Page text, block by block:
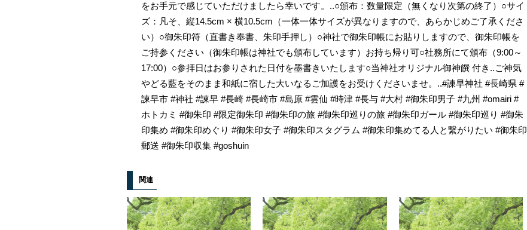
をお手元で感じていただけましたら幸いです。..○頒布：数量限定（無くなり次第の終了）○サイ
ズ：凡そ、縦14.5cm × 横10.5cm（一体一体サイズが異なりますので、あらかじめご了承くださ
い）○御朱印符（直書き奉書、朱印手押し）○神社で御朱印帳にお貼りしますので、御朱印帳を
ご持参ください（御朱印帳は神社でも頒布しています）お持ち帰り可○社務所にて頒布（9:00～
17:00）○参拝日はお参りされた日付を墨書きいたします○当神社オリジナル御神饌 付き..ご神気
やどる藍をそのまま和紙に宿した大いなるご加護をお受けくださいませ。..#諫早神社 #長崎県 #
諫早市 #神社 #諫早 #長崎 #長崎市 #島原 #雲仙 #時津 #長与 #大村 #御朱印男子 #九州 #omairi #
ホトカミ #御朱印 #限定御朱印 #御朱印の旅 #御朱印巡りの旅 #御朱印ガール #御朱印巡り #御朱
印集め #御朱印めぐり #御朱印女子 #御朱印スタグラム #御朱印集めてる人と繋がりたい #御朱印
郵送 #御朱印収集 #goshuin
関連